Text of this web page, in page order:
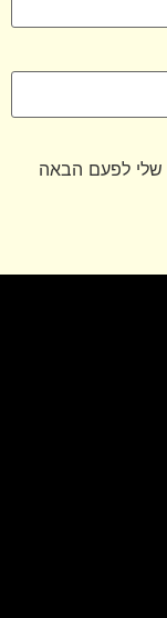
שלי לפעם הבאה